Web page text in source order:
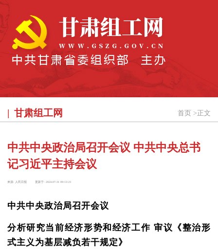
甘肃组工网 首页 > 正文
中共中央政治局召开会议 中共中央总书
记习近平主持会议
来源: 人民日报 更新于: 2024-07-31 09:13:23
中共中央政治局召开会议
分析研究当前经济形势和经济工作 审议《整治形
式主义为基层减负若干规定》